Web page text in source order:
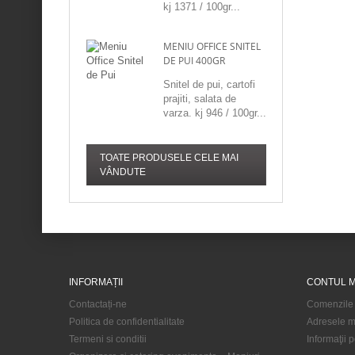
kj 1371 / 100gr...
MENIU OFFICE SNITEL
DE PUI 400GR
Snitel de pui, cartofi
prajiti, salata de
varza. kj 946 / 100gr...
TOATE PRODUSELE CELE MAI
VÂNDUTE
INFORMAȚII
Contactați-ne
Politica de confidentialitate
Termeni si conditii
CONTUL
Comenzile
Adresele
Informaţii